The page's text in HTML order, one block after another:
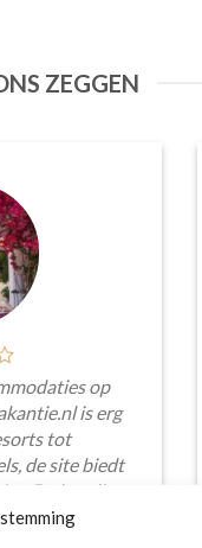
ZEGGEN
op
is erg
tot
de site biedt
De handige
om